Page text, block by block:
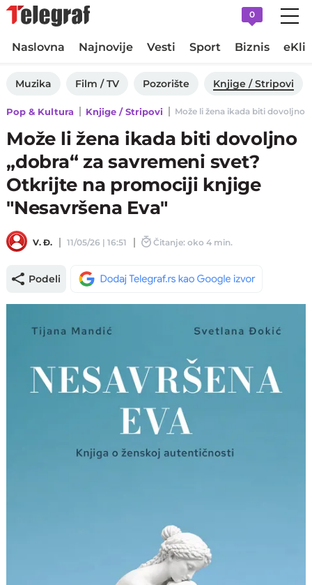
0
Naslovna Najnovije Vesti Sport Biznis
Muzika Film / TV Pozorište Knjige / Stripovi
Pop & Kultura Knjige / Stripovi Može li žena ikada biti dovoljno
Može li žena ikada biti dovoljno
„dobra“ za savremeni svet?
Otkrijte na promociji knjige
"Nesavršena Eva"
V. Đ. 11/05/26 | 16:51 Čitanje: oko 4 min.
Podeli